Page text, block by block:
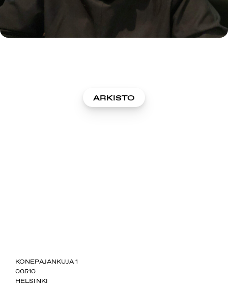
ARKISTO
SUOMIAREENA
KONEPAJANKUJA 1
00510
HELSINKI